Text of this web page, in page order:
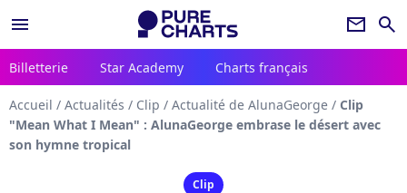
menu newsletter search
Billetterie Star Academy Charts français
Accueil / Actualités / Clip / Actualité de AlunaGeorge / Clip
"Mean What I Mean" : AlunaGeorge embrase le désert avec
son hymne tropical
Clip